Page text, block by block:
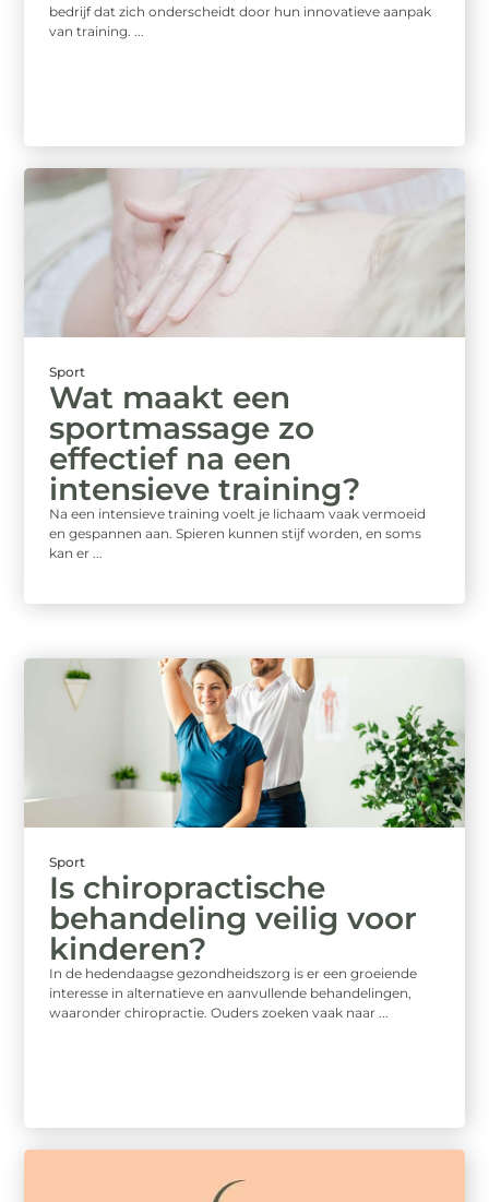
bedrijf dat zich onderscheidt door hun innovatieve aanpak
van training. ...
Sport
Wat maakt een
sportmassage zo
effectief na een
intensieve training?
Na een intensieve training voelt je lichaam vaak vermoeid
en gespannen aan. Spieren kunnen stijf worden, en soms
kan er ...
Sport
Is chiropractische
behandeling veilig voor
kinderen?
In de hedendaagse gezondheidszorg is er een groeiende
interesse in alternatieve en aanvullende behandelingen,
waaronder chiropractie. Ouders zoeken vaak naar ...